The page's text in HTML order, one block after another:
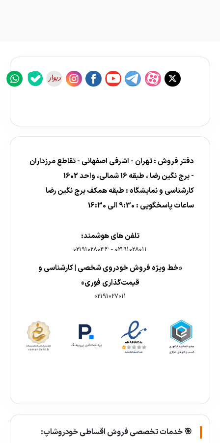
دفتر فروش : تهران - اشرفی اصفهانی - تقاطع مرزداران
- برج نگین رضا ، طبقه 16 شمالی، واحد 1602
کارشناسی و نمایشگاه : طبقه همکف برج نگین رضا
ساعات پاسخگویی : 9:30 الی 16:30
تلفن های هوشمند:
02191028011
-
02191028044
«خط ویژه فروش خودروی شخصی | کارشناسی و
قیمت‌گذاری فوری»
02191027011
🎯 خدمات تخصصی فروش اقساطی خودروشاپ: